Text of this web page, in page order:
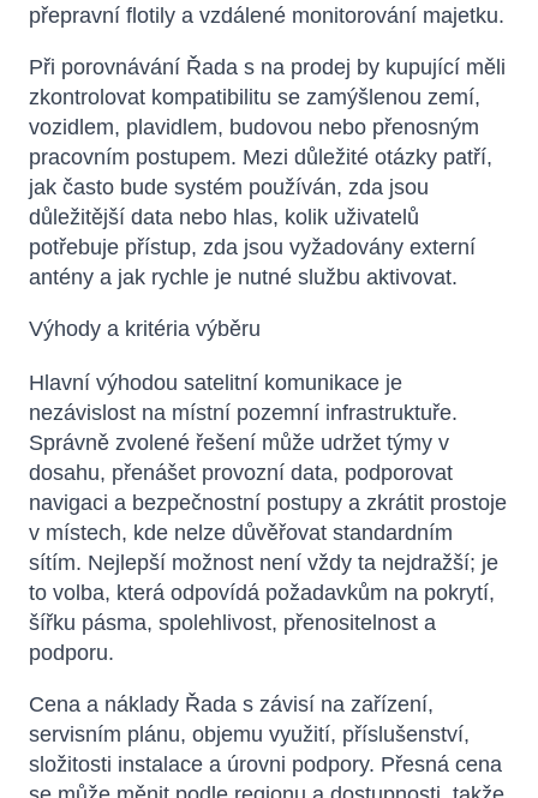
přepravní flotily a vzdálené monitorování majetku.
Při porovnávání Řada s na prodej by kupující měli
zkontrolovat kompatibilitu se zamýšlenou zemí,
vozidlem, plavidlem, budovou nebo přenosným
pracovním postupem. Mezi důležité otázky patří,
jak často bude systém používán, zda jsou
důležitější data nebo hlas, kolik uživatelů
potřebuje přístup, zda jsou vyžadovány externí
antény a jak rychle je nutné službu aktivovat.
Výhody a kritéria výběru
Hlavní výhodou satelitní komunikace je
nezávislost na místní pozemní infrastruktuře.
Správně zvolené řešení může udržet týmy v
dosahu, přenášet provozní data, podporovat
navigaci a bezpečnostní postupy a zkrátit prostoje
v místech, kde nelze důvěřovat standardním
sítím. Nejlepší možnost není vždy ta nejdražší; je
to volba, která odpovídá požadavkům na pokrytí,
šířku pásma, spolehlivost, přenositelnost a
podporu.
Cena a náklady Řada s závisí na zařízení,
servisním plánu, objemu využití, příslušenství,
složitosti instalace a úrovni podpory. Přesná cena